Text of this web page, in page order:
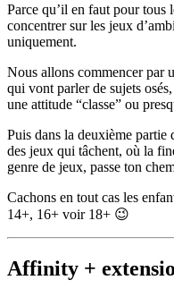
Parce qu’il en faut pour tous
concentrer sur les jeux
uniquement.
Nous allons commencer par
qui vont parler de sujets
une attitude “classe” ou
Puis dans la deuxième partie
des jeux qui tâchent, où la
genre de jeux, passe ton
Cachons en tout cas les
14+, 16+ voir 18+ 😉
Affinity +